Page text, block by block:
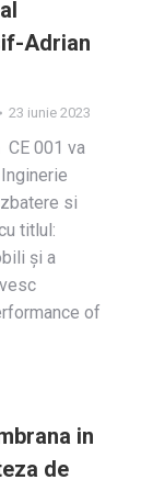
Adrian
23 iunie 2023
CE 001 va
si
titlul:
și a
of
in
de